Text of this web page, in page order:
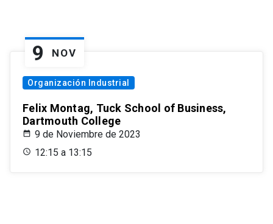
9 NOV
Organización Industrial
Felix Montag, Tuck School of Business,
Dartmouth College
9 de Noviembre de 2023
12:15 a 13:15